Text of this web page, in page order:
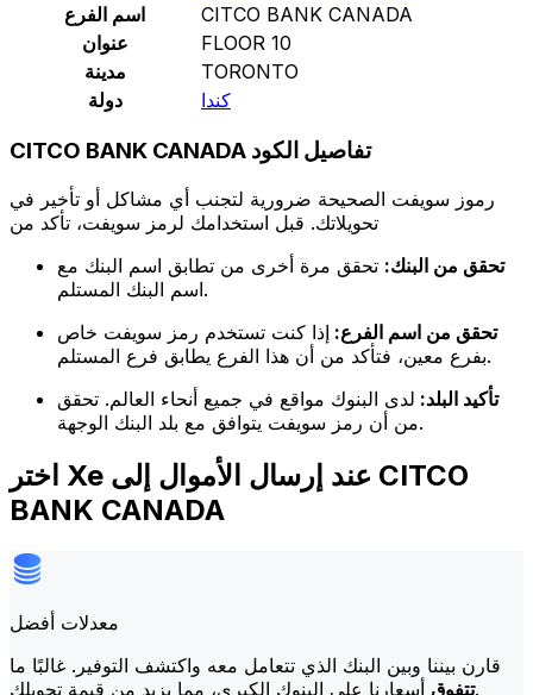
اسم الفرع
CITCO BANK CANADA
عنوان
FLOOR 10
مدينة
TORONTO
دولة
كندا
CITCO BANK CANADA تفاصيل الكود
رموز سويفت الصحيحة ضرورية لتجنب أي مشاكل أو تأخير في
تحويلاتك. قبل استخدامك لرمز سويفت، تأكد من
تحقق من البنك: تحقق مرة أخرى من تطابق اسم البنك مع
اسم البنك المستلم.
تحقق من اسم الفرع: إذا كنت تستخدم رمز سويفت خاص
بفرع معين، فتأكد من أن هذا الفرع يطابق فرع المستلم.
تأكيد البلد: لدى البنوك مواقع في جميع أنحاء العالم. تحقق
من أن رمز سويفت يتوافق مع بلد البنك الوجهة.
اختر Xe عند إرسال الأموال إلى CITCO
BANK CANADA
معدلات أفضل
قارن بيننا وبين البنك الذي تتعامل معه واكتشف التوفير. غالبًا ما
تتفوقأسعارنا على البنوك الكبرى، مما يزيد من قيمة تحويلك.